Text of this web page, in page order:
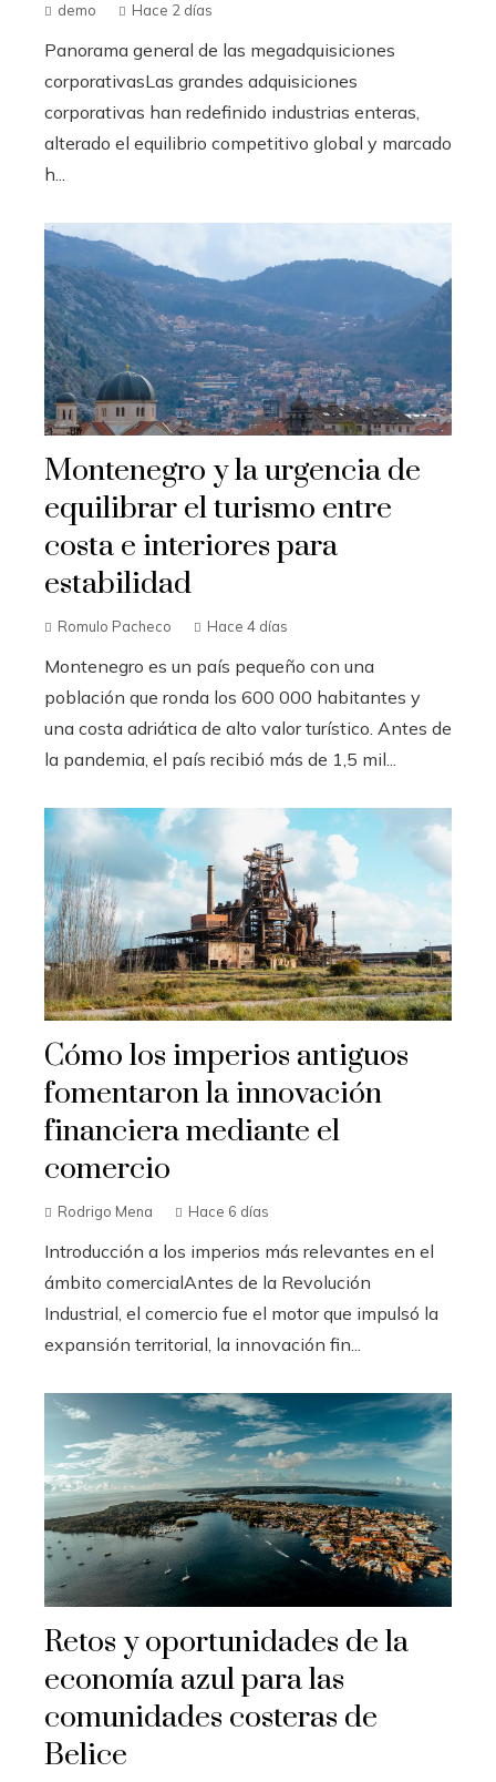
demo Hace 2 días
Panorama general de las megadquisiciones
corporativasLas grandes adquisiciones
corporativas han redefinido industrias enteras,
alterado el equilibrio competitivo global y marcado
h...
Montenegro y la urgencia de
equilibrar el turismo entre
costa e interiores para
estabilidad
Romulo Pacheco Hace 4 días
Montenegro es un país pequeño con una
población que ronda los 600 000 habitantes y
una costa adriática de alto valor turístico. Antes de
la pandemia, el país recibió más de 1,5 mil...
Cómo los imperios antiguos
fomentaron la innovación
financiera mediante el
comercio
Rodrigo Mena Hace 6 días
Introducción a los imperios más relevantes en el
ámbito comercialAntes de la Revolución
Industrial, el comercio fue el motor que impulsó la
expansión territorial, la innovación fin...
Retos y oportunidades de la
economía azul para las
comunidades costeras de
Belice